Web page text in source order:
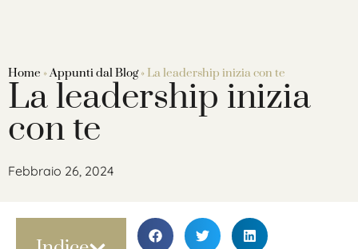
Home »Appunti dal Blog» La leadership inizia con te
La leadership inizia
con te
Febbraio 26, 2024